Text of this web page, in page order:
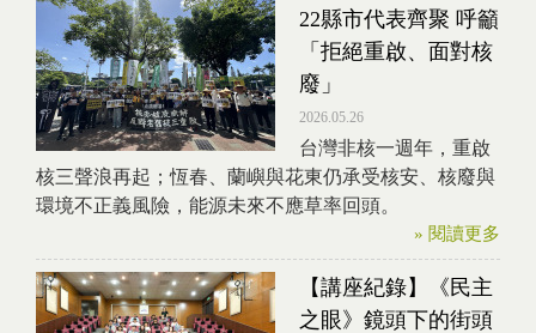
22縣市代表齊聚 呼籲
「拒絕重啟、面對核
廢」
2026.05.26
台灣非核一週年，重啟
核三聲浪再起；恆春、蘭嶼與花東仍承受核安、核廢與
環境不正義風險，能源未來不應草率回頭。
» 閱讀更多
【講座紀錄】《民主
之眼》鏡頭下的街頭